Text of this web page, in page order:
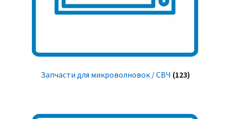
Запчасти для микроволновок / СВЧ (123)